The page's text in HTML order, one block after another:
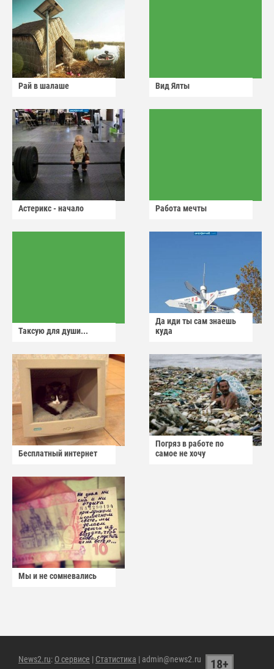
Рай в шалаше Вид Ялты
Астерикс - начало Работа мечты
Таксую для души...
Да иди ты сам знаешь
куда
Бесплатный интернет
Погряз в работе по
самое не хочу
Мы и не сомневались
News2.ru: О сервисе | Статистика | admin@news2.ru 18+